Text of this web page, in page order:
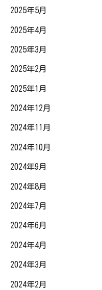
2025年5月
2025年4月
2025年3月
2025年2月
2025年1月
2024年12月
2024年11月
2024年10月
2024年9月
2024年8月
2024年7月
2024年6月
2024年4月
2024年3月
2024年2月